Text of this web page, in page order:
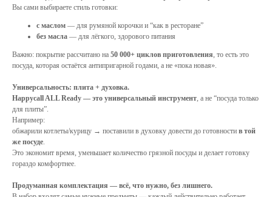
Вы сами выбираете стиль готовки:
с маслом — для румяной корочки и “как в ресторане”
без масла — для лёгкого, здорового питания
Важно: покрытие рассчитано на 50 000+ циклов приготовления, то есть это
посуда, которая остаётся антипригарной годами, а не «пока новая».
Универсальность: плита + духовка.
Happycall ALL Ready — это универсальный инструмент, а не “посуда только
для плиты”.
Например:
обжарили котлеты/курицу → поставили в духовку довести до готовности в той
же посуде.
Это экономит время, уменьшает количество грязной посуды и делает готовку
гораздо комфортнее.
Продуманная комплектация — всё, что нужно, без лишнего.